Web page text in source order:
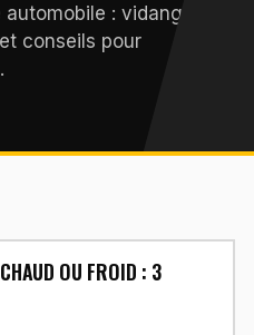
: vidange,
conseils pour
OU FROID : 3